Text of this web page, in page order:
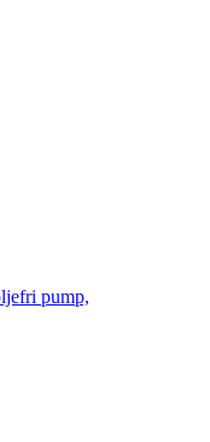
pump,